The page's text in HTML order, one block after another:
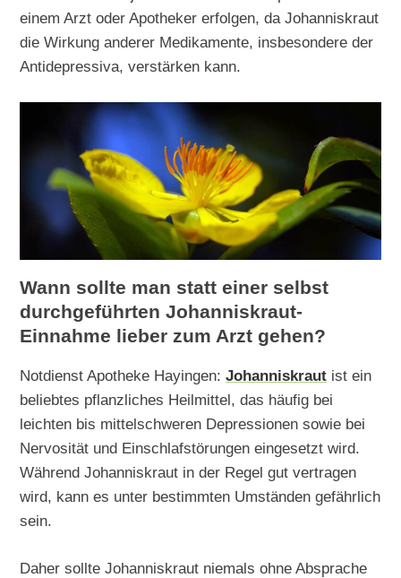
einem Arzt oder Apotheker erfolgen, da Johanniskraut
die Wirkung anderer Medikamente, insbesondere der
Antidepressiva, verstärken kann.
Wann sollte man statt einer selbst
durchgeführten Johanniskraut-
Einnahme lieber zum Arzt gehen?
Notdienst Apotheke Hayingen:Johanniskraut ist ein
beliebtes pflanzliches Heilmittel, das häufig bei
leichten bis mittelschweren Depressionen sowie bei
Nervosität und Einschlafstörungen eingesetzt wird.
Während Johanniskraut in der Regel gut vertragen
wird, kann es unter bestimmten Umständen gefährlich
sein.
Daher sollte Johanniskraut niemals ohne Absprache